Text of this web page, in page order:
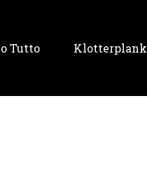
Tutto Klotterplank